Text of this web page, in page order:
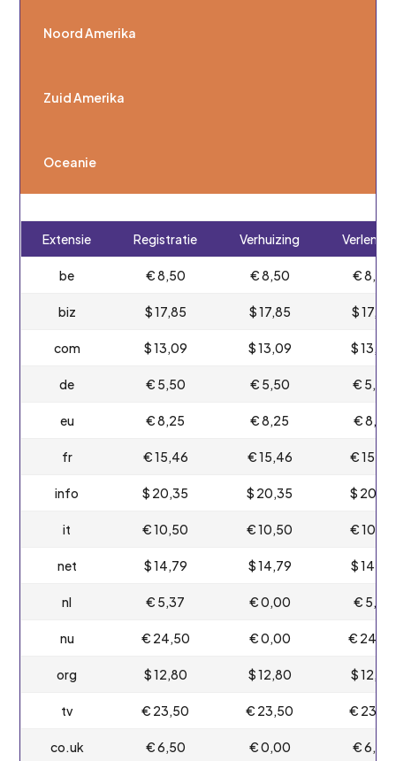
Noord Amerika
Zuid Amerika
Oceanie
Extensie Registratie Verhuizing
be € 8,50 € 8,50 € 8,50
biz $ 17,85 $ 17,85 $ 17,85
com $ 13,09 $ 13,09 $ 13,09
de € 5,50 € 5,50 € 5,50
eu € 8,25 € 8,25 € 8,25
fr € 15,46 € 15,46 € 15,46
info $ 20,35 $ 20,35 $ 20,35
it € 10,50 € 10,50 € 10,50
net $ 14,79 $ 14,79 $ 14,79
nl € 5,37 € 0,00 € 5,37
nu € 24,50 € 0,00 €
org $ 12,80 $ 12,80 $ 12,80
tv € 23,50 € 23,50 € 23,50
co.uk € 6,50 € 0,00 € 6,50